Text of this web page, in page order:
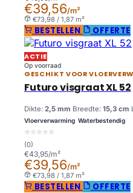
€39,56/m²
€73,98 / 1,87 m²
BESTELLEN OFFERTE
ACTIE
Op voorraad
GESCHIKT VOOR
Futuro visgraat XL 52
Dikte: 2,5 mm Breedte: 15,3 cm
Vloerverwarming Waterbestendig
(0)
€43,95/m²
€39,56/m²
€73,98 / 1,87 m²
BESTELLEN OFFERTE